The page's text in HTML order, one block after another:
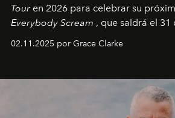
Tour en 2026 para celebrar su
Everybody Scream , que saldrá el
02.11.2025 por Grace Clarke